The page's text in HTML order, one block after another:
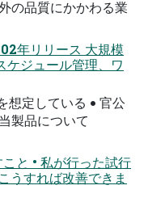
の品質にかかわる業
年リリース 大規模
ケジュール管理、ワ
想定している • 官公
製品について
• 私が行った試行
うすれば改善できま